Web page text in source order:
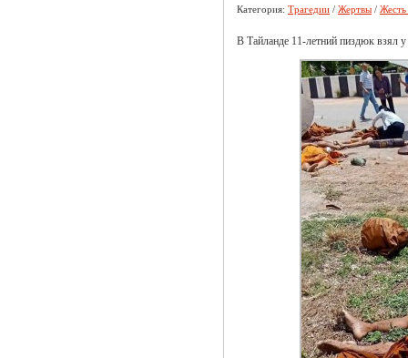
Категория: Трагедии / Жертвы /
В Тайланде 11-летний пиздюк взял